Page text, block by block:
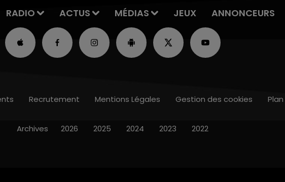
RADIO ACTUS MÉDIAS JEUX ANNONCEURS
Recrutement Mentions Légales Gestion des cookies
Archives 2026 2025 2024 2023 2022